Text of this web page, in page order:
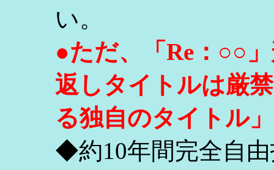
い。
●ただ、「Re：○○
返しタイトルは厳
る独自のタイトル
◆約10年間完全自